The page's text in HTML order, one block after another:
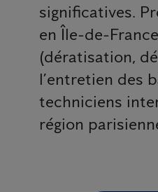
significatives.
en Île-de-
(dératisation,
l’entretien des
techniciens
région